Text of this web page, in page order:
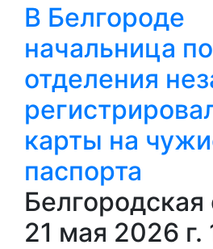
В Белгороде
начальница
отделения
карты на
паспорта
Белгородская
21 мая 2026 г.